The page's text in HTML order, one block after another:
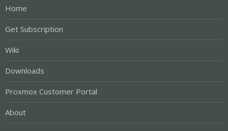
Home
Get Subscription
Wiki
Downloads
Proxmox Customer Portal
About